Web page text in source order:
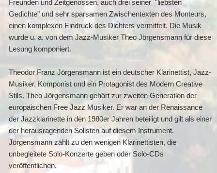
Freunden und Zeitgenossen, auch drei seiner "liebsten
Gedichte" und sehr sparsamen Zwischentexten des Monteurs,
einen komplexen Eindruck des Dichters vermittelt. Die Musik
wurde u. a. von dem Jazz-Musiker Theo Jörgensmann für diese
Lesung komponiert.
Theodor Franz Jörgensmann ist ein deutscher Klarinettist, Jazz-
Musiker, Komponist und ein Protagonist des Modern Creative
Stils. Theo Jörgensmann gehört zur zweiten Generation der
europäischen Free Jazz Musiker. Er war an der Renaissance
der Jazzklarinette in den 1980er Jahren beteiligt und gilt als einer
der herausragenden Solisten auf diesem Instrument.
Jörgensmann zählt zu den wenigen Klarinettisten, die
unbegleitete Solo-Konzerte geben oder Solo-CDs
veröffentlichen.